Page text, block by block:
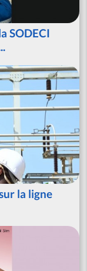
SODECI
la ligne